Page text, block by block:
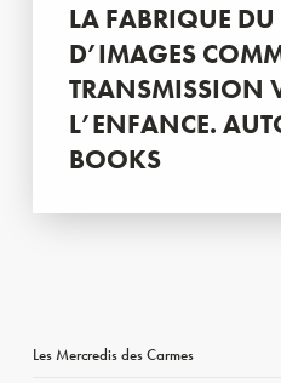
LA FABRIQUE DU
D’IMAGES
TRANSMISSION
L’ENFANCE.
BOOKS
Les Mercredis des Carmes